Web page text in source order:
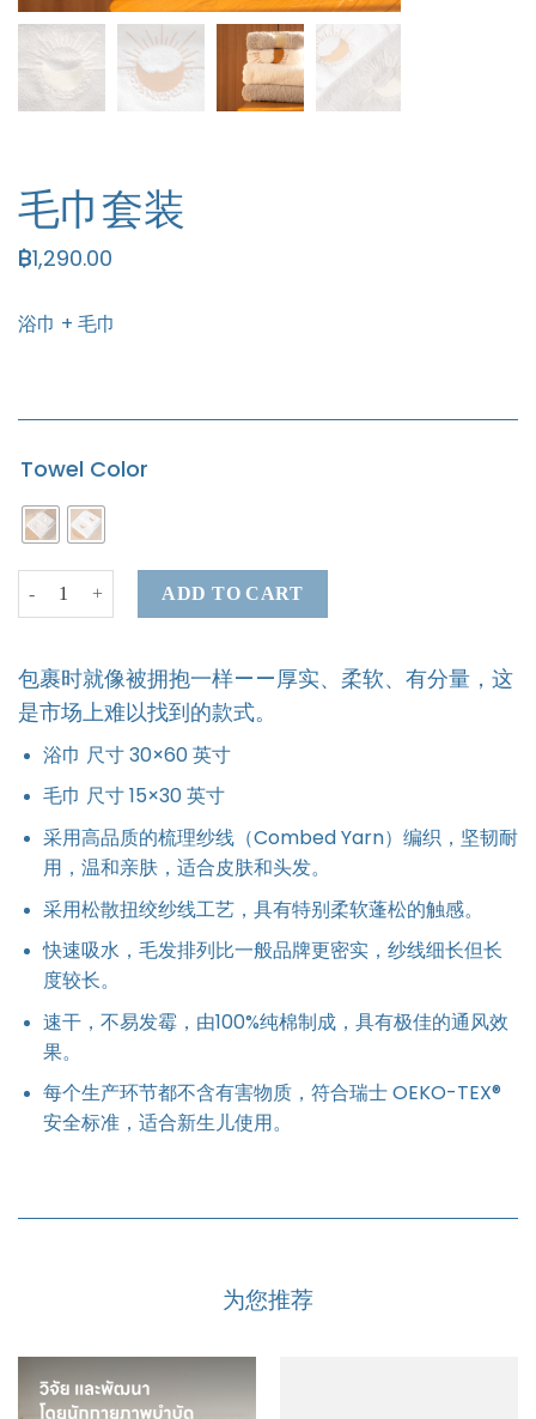
毛巾套装
฿1,290.00
浴巾 + 毛巾
Towel Color
Twin Eclipse Towel Set quantity
ADD TO CART
包裹时就像被拥抱一样——厚实、柔软、有分量，这
是市场上难以找到的款式。
浴巾 尺寸 30×60 英寸
毛巾 尺寸 15×30 英寸
采用高品质的梳理纱线（Combed Yarn）编织，坚韧耐
用，温和亲肤，适合皮肤和头发。
采用松散扭绞纱线工艺，具有特别柔软蓬松的触感。
快速吸水，毛发排列比一般品牌更密实，纱线细长但长
度较长。
速干，不易发霉，由100%纯棉制成，具有极佳的通风效
果。
每个生产环节都不含有害物质，符合瑞士 OEKO-TEX®
安全标准，适合新生儿使用。
为您推荐